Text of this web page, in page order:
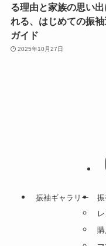
る理由と家族の思い
れる、はじめての振
ガイド
2025年10月27日
振袖ギャラリー
購